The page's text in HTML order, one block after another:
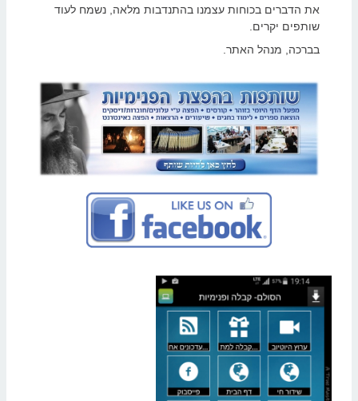
את הדברים בכוחות עצמנו בהתנדבות מלאה, נשמח לעוד
שותפים יקרים.
בברכה, מנהל האתר.